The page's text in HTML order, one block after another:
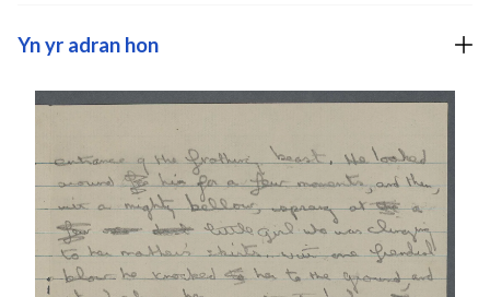
Yn yr adran hon